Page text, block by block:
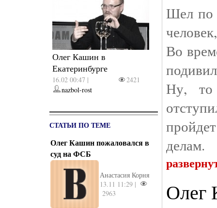
Олег Кашин в
Екатеринбурге
16.02 00:47 |
2421
nazbol-rost
СТАТЬИ ПО ТЕМЕ
Олег Кашин пожаловался в
суд на ФСБ
Анастасия Корня
13.11 11:29 |
2963
Шел по
Во
Ну, то
делам.
Олег